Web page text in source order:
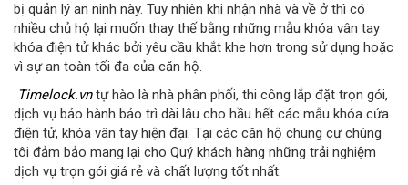
bị quản lý an ninh này. Tuy nhiên khi nhận nhà và về ở thì có
nhiều chủ hộ lại muốn thay thế bằng những mẫu khóa vân tay
khóa điện tử khác bởi yêu cầu khắt khe hơn trong sử dụng hoặc
vì sự an toàn tối đa của căn hộ.
Timelock.vn tự hào là nhà phân phối, thi công lắp đặt trọn gói,
dịch vụ bảo hành bảo trì dài lâu cho hầu hết các mẫu khóa cửa
điện tử, khóa vân tay hiện đại. Tại các căn hộ chung cư chúng
tôi đảm bảo mang lại cho Quý khách hàng những trải nghiệm
dịch vụ trọn gói giá rẻ và chất lượng tốt nhất: